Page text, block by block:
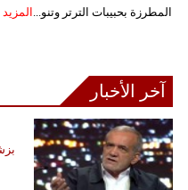
المطرزة بحبيبات الترتر وتنو... المزيد
آخر الأخبار